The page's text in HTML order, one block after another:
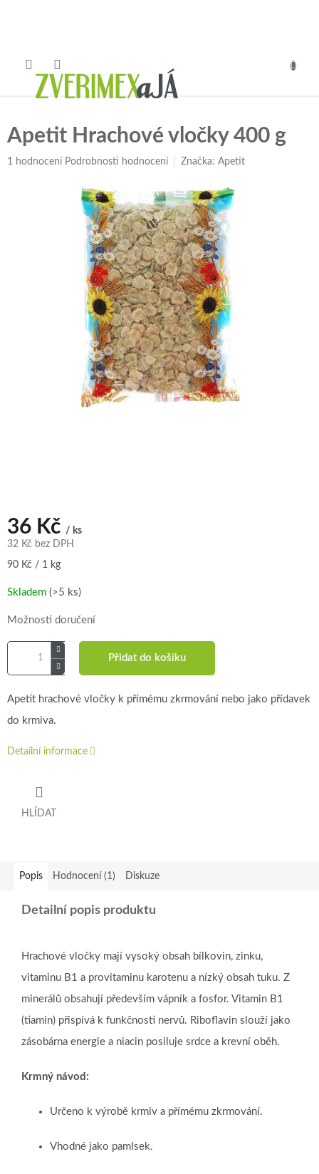
Apetit Hrachové vločky 400 g
Průměrné
1 hodnocení Podrobnosti hodnocení Značka:Apetit
36 Kč / ks
32 Kč bez DPH
Měrná
90 Kč / 1 kg
Skladem (>5 ks)
Možnosti doručení
Přidat do košíku
Apetit hrachové vločky k přímému zkrmování nebo jako přídavek
do krmiva.
Detailní informace
HLÍDAT
Popis Hodnocení (1) Diskuze
Detailní popis produktu
Hrachové vločky mají vysoký obsah bílkovin, zinku,
vitaminu B1 a provitaminu karotenu a nízký obsah tuku. Z
minerálů obsahují především vápník a fosfor. Vitamin B1
(tiamin) přispívá k funkčnosti nervů. Riboflavin slouží jako
zásobárna energie a niacin posiluje srdce a krevní oběh.
Krmný návod:
Určeno k výrobě krmiv a přímému zkrmování.
Vhodné jako pamlsek.